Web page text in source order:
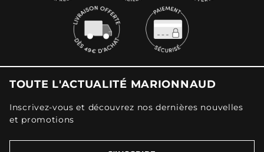
TOUTE L'ACTUALITÉ MARIONNAUD
Inscrivez-vous et découvrez nos dernières nouvelles
et promotions